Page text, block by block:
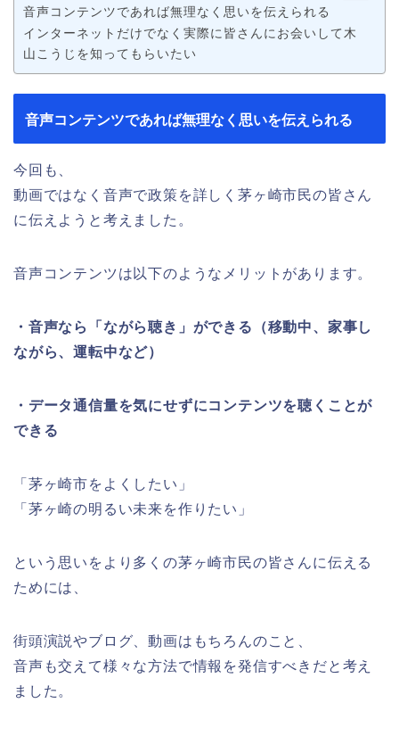
音声コンテンツであれば無理なく思いを伝えられる
インターネットだけでなく実際に皆さんにお会いして木
山こうじを知ってもらいたい
音声コンテンツであれば無理なく思いを伝えられる
今回も、
動画ではなく音声で政策を詳しく茅ヶ崎市民の皆さん
に伝えようと考えました。
音声コンテンツは以下のようなメリットがあります。
・音声なら「ながら聴き」ができる（移動中、家事し
ながら、運転中など）
・データ通信量を気にせずにコンテンツを聴くことが
できる
「茅ヶ崎市をよくしたい」
「茅ヶ崎の明るい未来を作りたい」
という思いをより多くの茅ヶ崎市民の皆さんに伝える
ためには、
街頭演説やブログ、動画はもちろんのこと、
音声も交えて様々な方法で情報を発信すべきだと考え
ました。